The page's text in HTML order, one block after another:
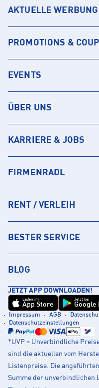
AKTUELLE WERBUNG
PROMOTIONS &
EVENTS
ÜBER UNS
KARRIERE & JOBS
FIRMENRADL
RENT / VERLEIH
BESTER SERVICE
BLOG
JETZT APP DOWNLOADEN!
Laden im
App Store
Jetzt bei
Google
Impressum AGB
Datenschutzeinstellungen
*UVP = Unverbindliche
sind die aktuellen vom
Listenpreise. Die
Summe der unverbindlichen